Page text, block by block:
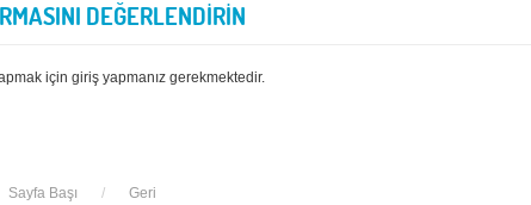
DEĞERLENDİRİN
için giriş yapmanız gerekmektedir.
Sayfa Başı / Geri